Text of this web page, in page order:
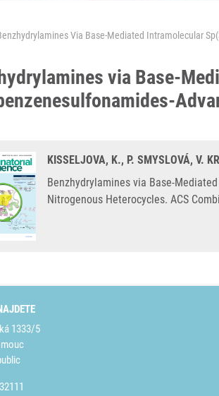
navigace
Via Base-Mediated Intramolecular
via Base-
KISSELJOVA, K., P. SMYSLOVÁ, V.
Benzhydrylamines via Base-
Nitrogenous Heterocycles. ACS
1333/5